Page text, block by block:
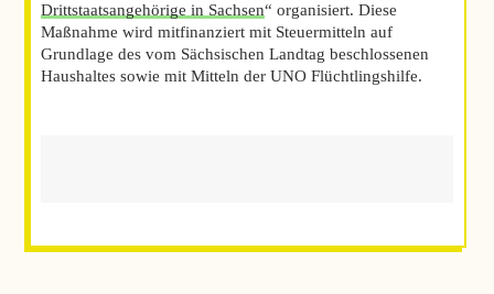
Drittstaatsangehörige in Sachsen“ organisiert. Diese
Maßnahme wird mitfinanziert mit Steuermitteln auf
Grundlage des vom Sächsischen Landtag beschlossenen
Haushaltes sowie mit Mitteln der UNO Flüchtlingshilfe.